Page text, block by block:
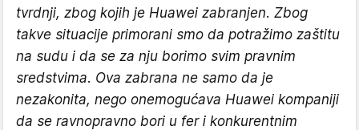
tvrdnji, zbog kojih je Huawei zabranjen. Zbog
takve situacije primorani smo da potražimo zaštitu
na sudu i da se za nju borimo svim pravnim
sredstvima. Ova zabrana ne samo da je
nezakonita, nego onemogućava Huawei kompaniji
da se ravnopravno bori u fer i konkurentnim